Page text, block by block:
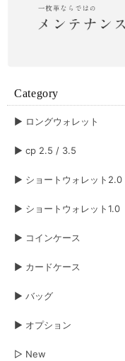
Category
▶︎ ロングウォレット
▶︎ cp 2.5 / 3.5
▶︎ ショートウォレット2.0
▶︎ ショートウォレット1.0
▶︎ コインケース
▶︎ カードケース
▶︎ バッグ
▶︎ オプション
▷ New